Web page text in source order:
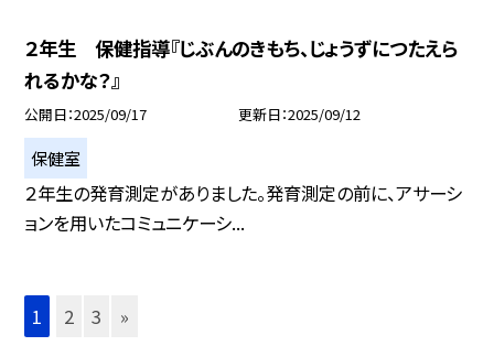
２年生 保健指導『じぶんのきもち、じょうずにつたえら
れるかな？』
公開日 2025/09/17 更新日 2025/09/12
保健室
２年生の発育測定がありました。発育測定の前に、アサーシ
ョンを用いたコミュニケーシ...
1 2 3 »